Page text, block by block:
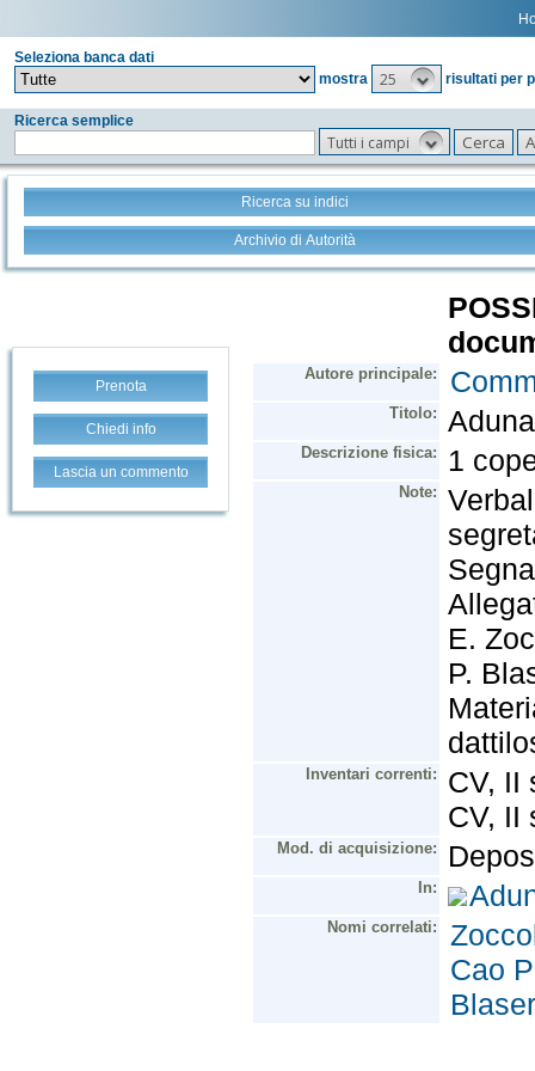
Seleziona banca dati
mostra
25 risultati per
Ricerca semplice
Tutti i campi
Ricerca su indici
Archivio di Autorità
Prenota
Chiedi info
Lascia un commento